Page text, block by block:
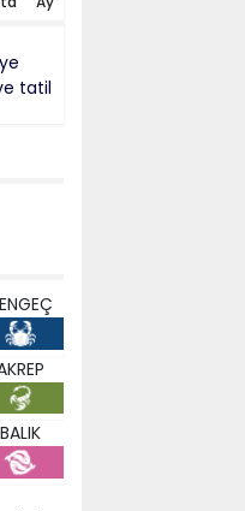
tatil
BALIK